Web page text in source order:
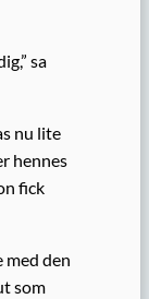
sa
nu lite
hennes
fick
med den
som